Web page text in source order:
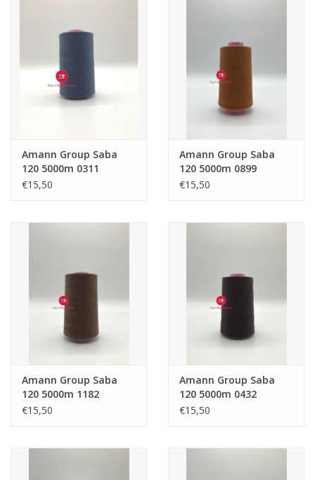
Tweedehands
Cadeaubonnen
Loyalty
Amann Group Saba
120 5000m 0311
€15,50
Amann Group Saba
120 5000m 0899
€15,50
Amann Group Saba
120 5000m 1182
€15,50
Amann Group Saba
120 5000m 0432
€15,50